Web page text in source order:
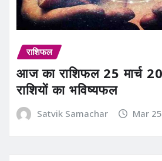
राशिफल
आज का राशिफल 25 मार्च
राशियों का भविष्यफल
Satvik Samachar Mar